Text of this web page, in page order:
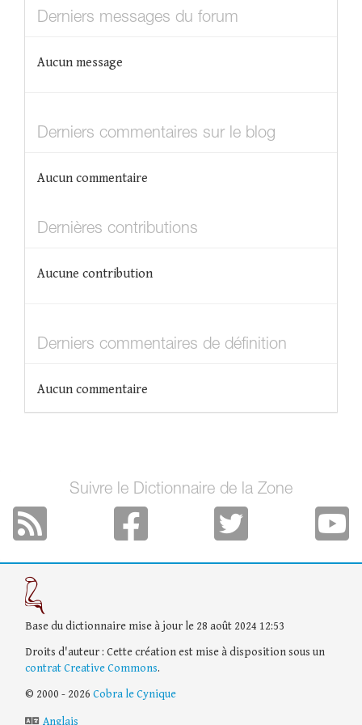
Derniers messages du forum
Aucun message
Derniers commentaires sur le blog
Aucun commentaire
Dernières contributions
Aucune contribution
Derniers commentaires de définition
Aucun commentaire
Suivre le Dictionnaire de la Zone
Base du dictionnaire mise à jour le 28 août 2024 12:53
Droits d'auteur : Cette création est mise à disposition sous un
contrat Creative Commons.
© 2000 - 2026 Cobra le Cynique
Anglais